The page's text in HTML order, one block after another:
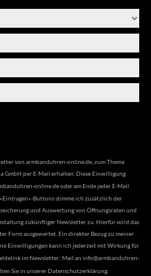
von armbanduhren-online.de, zum Thema
GmbH per E-Mail erhalten. Diese Einwilligung
online.deoder am Ende jeder E-Mail
Buttons stimme ich zusätzlich der
und Auswertung von Öffnungsraten und
zukünftiger Newsletter zu. Hierfür wird das
Form ausgewertet. Ein direkter Bezug zu meiner
Einwilligungen kann ich jederzeit mit Wirkung für
im Newsletter; Mail an info@armbanduhren-
Sie in unserer Datenschutzerklärung